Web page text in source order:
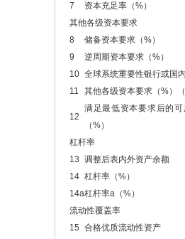
7
资本充足率（%）
其他各级资本要求
8
储备资本要求（%）
9
逆周期资本要求（%）
10 全球系统重要性银行或国
11
其他各级资本要求（%）
12
满足最低资本要求后的
（%）
杠杆率
13 调整后表内外资产余额
14 杠杆率（%）
14a杠杆率a（%）
流动性覆盖率
15 合格优质流动性资产